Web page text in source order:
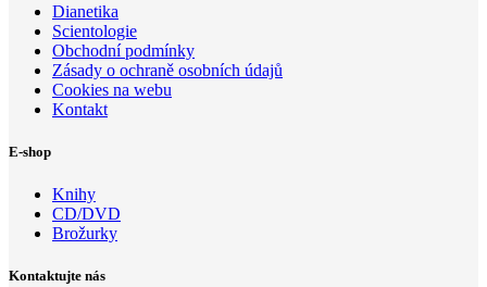
Dianetika
Scientologie
Obchodní podmínky
Zásady o ochraně osobních údajů
Cookies na webu
Kontakt
E-shop
Knihy
CD/DVD
Brožurky
Kontaktujte nás